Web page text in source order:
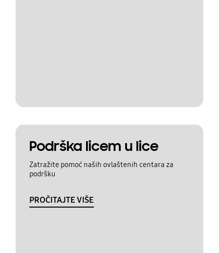
Podrška licem u lice
Zatražite pomoć naših ovlaštenih centara za
podršku
PROČITAJTE VIŠE